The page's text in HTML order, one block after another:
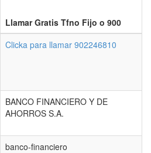
Llamar Gratis Tfno Fijo o 900
Clicka para llamar 902246810
BANCO FINANCIERO Y DE
AHORROS S.A.
banco-financiero